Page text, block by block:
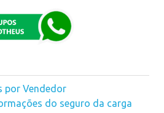
por Vendedor
do seguro da carga